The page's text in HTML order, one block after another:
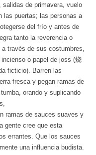
salidas de primavera, vuelo
las puertas; las personas a
del frío y antes de
tanto la reverencia o
través de sus costumbres,
o papel de joss (烧
ficticio). Barren las
fresca y pegan ramas de
orando y suplicando
ramas de sauces suaves y
gente cree que esta
errantes. Que los sauces
una influencia budista.